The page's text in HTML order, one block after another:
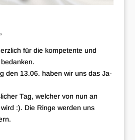
für die kompetente und
den 13.06. haben wir uns das Ja-
Tag, welcher von nun an
:). Die Ringe werden uns